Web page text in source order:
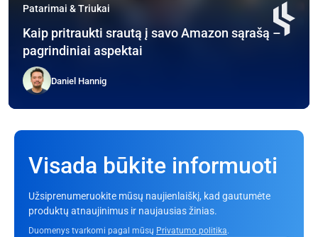
Patarimai & Triukai
Kaip pritraukti srautą į savo Amazon sąrašą –
pagrindiniai aspektai
Daniel Hannig
Visada būkite informuoti
Užsiprenumeruokite mūsų naujienlaiškį, kad gautumėte
produktų atnaujinimus ir naujausias žinias.
Duomenys tvarkomi pagal mūsų Privatumo politika.